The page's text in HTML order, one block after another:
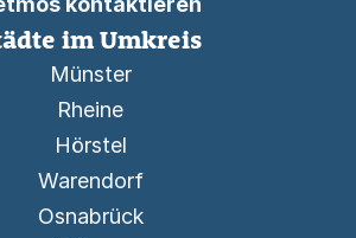
im Umkreis
Münster
Rheine
Hörstel
Warendorf
Osnabrück